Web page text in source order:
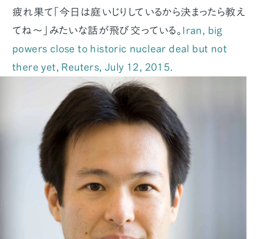
疲れ果て「今日は庭いじりしているから決まったら教え
てね〜」みたいな話が飛び交っている。 Iran, big
powers close to historic nuclear deal but not
there yet, Reuters, July 12, 2015.